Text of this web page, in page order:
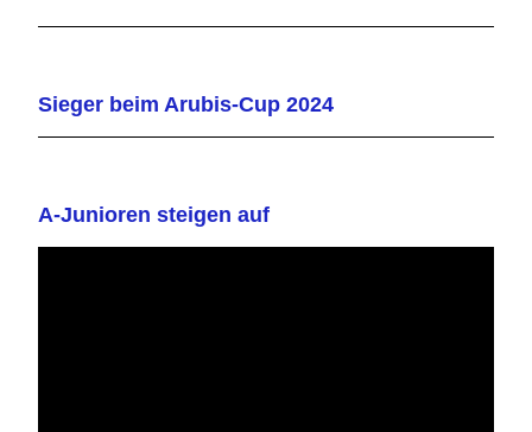
Sieger beim Arubis-Cup 2024
A-Junioren steigen auf